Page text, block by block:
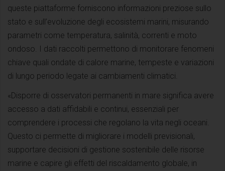
queste piattaforme forniscono informazioni preziose sullo
stato e sull’evoluzione degli ecosistemi marini, misurando
parametri come temperatura, salinità, correnti e moto
ondoso. I dati raccolti permettono di monitorare fenomeni
chiave quali ondate di calore marine, tempeste e variazioni
di lungo periodo legate ai cambiamenti climatici.
«Disporre di osservatori permanenti in mare significa avere
accesso a dati affidabili e continui, essenziali per
comprendere i processi che regolano la vita negli oceani.
Questo ci permette di migliorare i modelli previsionali,
supportare decisioni di gestione sostenibile delle risorse
marine e capire gli effetti del riscaldamento globale, in